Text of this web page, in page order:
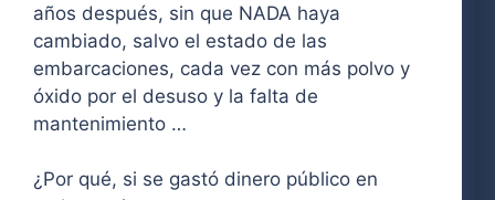
años después, sin que NADA haya
cambiado, salvo el estado de las
embarcaciones, cada vez con más polvo y
óxido por el desuso y la falta de
mantenimiento …
¿Por qué, si se gastó dinero público en